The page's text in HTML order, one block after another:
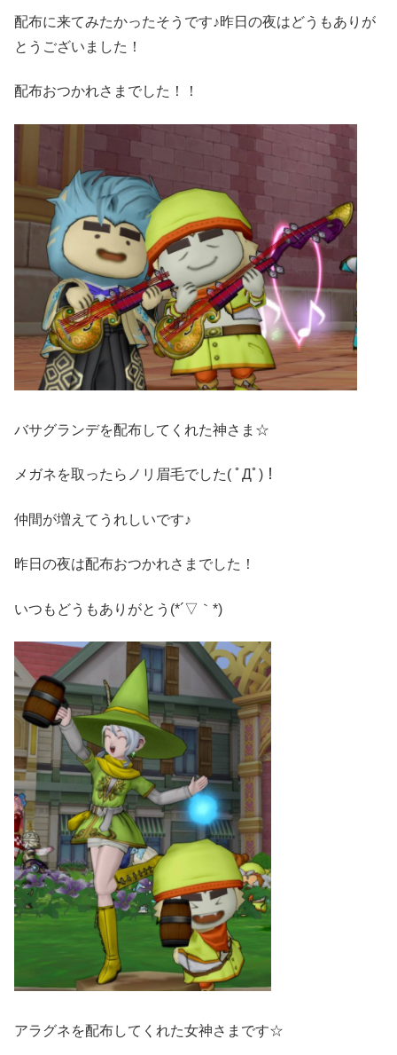
配布に来てみたかったそうです♪昨日の夜はどうもありが
とうございました！
配布おつかれさまでした！！
バサグランデを配布してくれた神さま☆
メガネを取ったらノリ眉毛でした( ﾟДﾟ)！
仲間が増えてうれしいです♪
昨日の夜は配布おつかれさまでした！
いつもどうもありがとう(*´▽｀*)
アラグネを配布してくれた女神さまです☆